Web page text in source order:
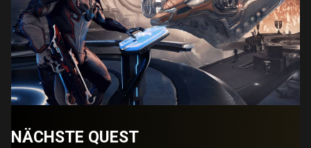
NÄCHSTE QUEST